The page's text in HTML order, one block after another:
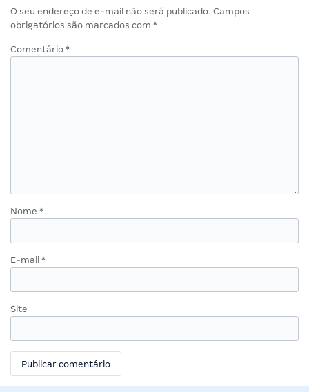
O seu endereço de e-mail não será publicado. Campos
obrigatórios são marcados com *
Comentário *
Nome *
E-mail *
Site